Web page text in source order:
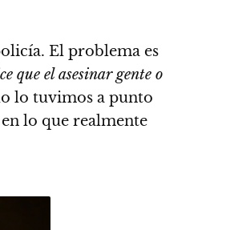
El problema es
que el asesinar gente o
lo tuvimos a punto
lo que realmente